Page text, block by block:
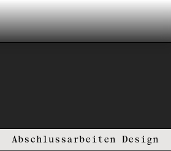
Abschlussarbeiten Design